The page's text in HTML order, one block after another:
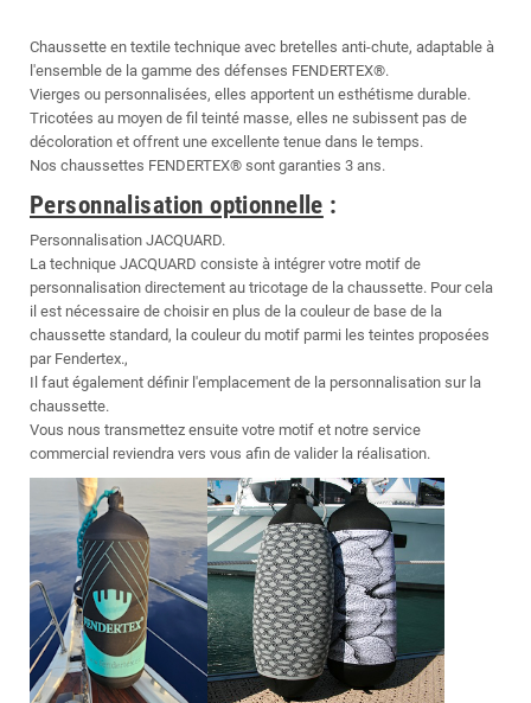
Chaussette en textile technique avec bretelles anti-chute, adaptable à
l'ensemble de la gamme des défenses FENDERTEX®.
Vierges ou personnalisées, elles apportent un esthétisme durable.
Tricotées au moyen de fil teinté masse, elles ne subissent pas de
décoloration et offrent une excellente tenue dans le temps.
Nos chaussettes FENDERTEX® sont garanties 3 ans.
Personnalisation optionnelle :
Personnalisation JACQUARD.
La technique JACQUARD consiste à intégrer votre motif de
personnalisation directement au tricotage de la chaussette. Pour cela
il est nécessaire de choisir en plus de la couleur de base de la
chaussette standard, la couleur du motif parmi les teintes proposées
par Fendertex.,
Il faut également définir l'emplacement de la personnalisation sur la
chaussette.
Vous nous transmettez ensuite votre motif et notre service
commercial reviendra vers vous afin de valider la réalisation.